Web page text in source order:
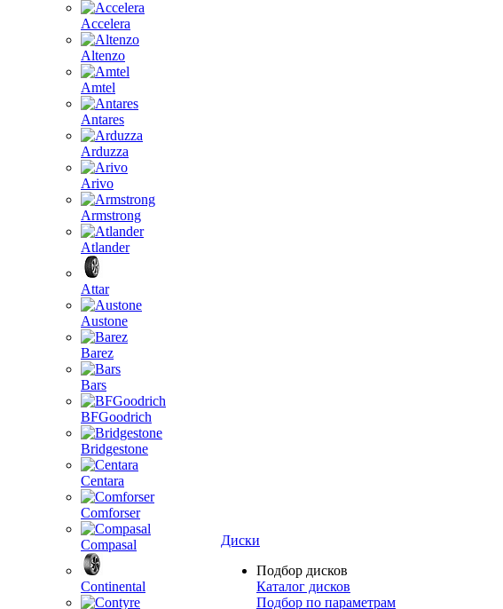
Accelera
Altenzo
Amtel
Antares
Arduzza
Arivo
Armstrong
Atlander
Attar
Austone
Barez
Bars
BFGoodrich
Bridgestone
Centara
Comforser
Compasal
Continental
Диски
Подбор дисков
Каталог дисков
Подбор по параметрам